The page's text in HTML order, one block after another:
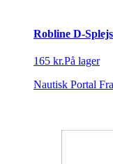
Robline D-
165 kr.På lager
Nautisk Portal